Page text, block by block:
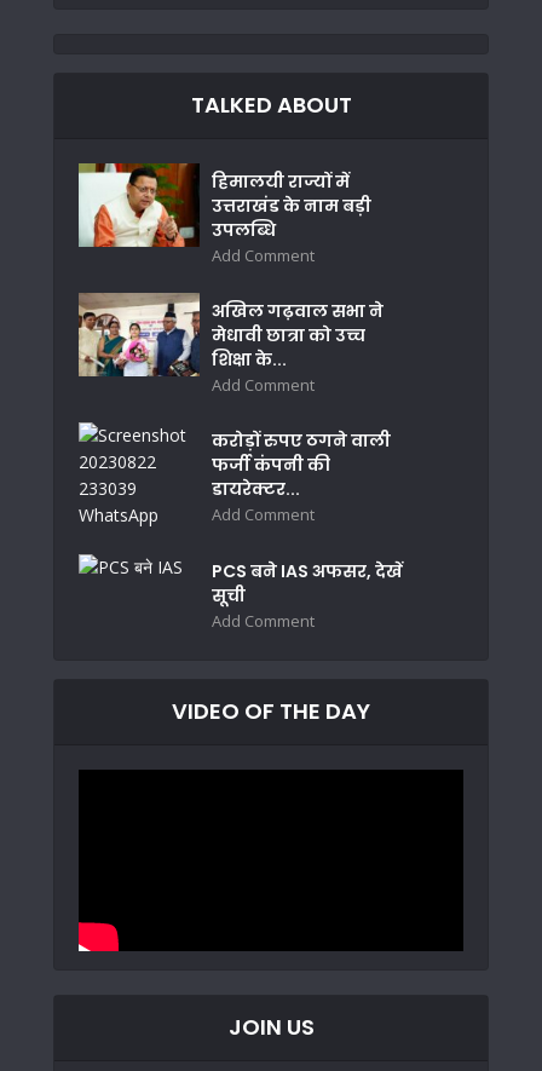
TALKED ABOUT
हिमालयी राज्यों में
उत्तराखंड के नाम बड़ी
उपलब्धि
Add Comment
अखिल गढ़वाल सभा ने
मेधावी छात्रा को उच्च
शिक्षा के...
Add Comment
करोड़ों रुपए ठगने वाली
फर्जी कंपनी की
डायरेक्टर...
Add Comment
PCS बने IAS अफसर, देखें
सूची
Add Comment
VIDEO OF THE DAY
JOIN US